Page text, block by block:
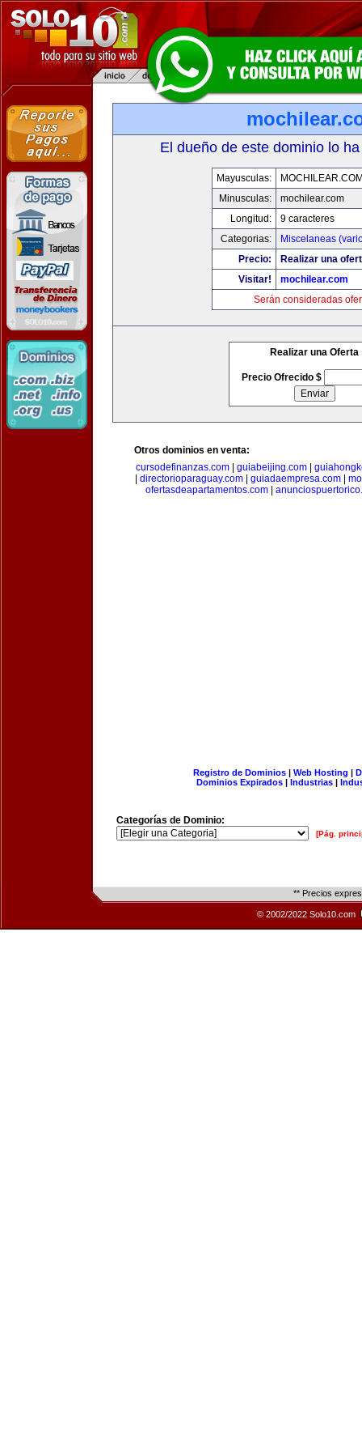
El dueño de este dominio lo
Mayusculas:
Minusculas:
mochilear.com
Longitud:
9 caracteres
Categorias:
Miscelaneas
Precio:
Realizar una
Visitar!
mochilear.com
Serán consideradas
Realizar una Oferta
Precio Ofrecido $
Otros dominios en venta:
cursodefinanzas.com| guiabeijing.com|
directorioparaguay.com| guiadaempresa.com|
ofertasdeapartamentos.com
Registro de Dominios| Web Hosting |
Dominios Expirados | Industrias |
Categorías de Dominio:
[Pág.
** Precios
© 2002/2022 Solo10.com